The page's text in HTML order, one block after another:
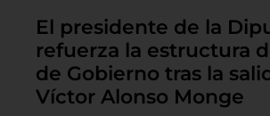
El presidente de la
refuerza la estructura
de Gobierno tras la
Víctor Alonso Monge